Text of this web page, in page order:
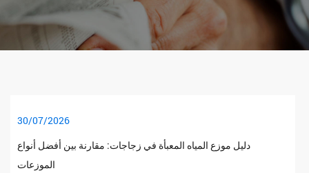
30/07/2026
دليل موزع المياه المعبأة في زجاجات: مقارنة بين أفضل أنواع
الموزعات